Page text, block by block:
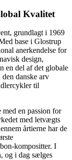
Kvalitet
grundlagt i 1969
base i Glostrup
anerkendelse for
design,
en del af det globale
danske arv
til
med en passion for
med letvægts
årtierne har de
kompositter. I
og i dag sælges